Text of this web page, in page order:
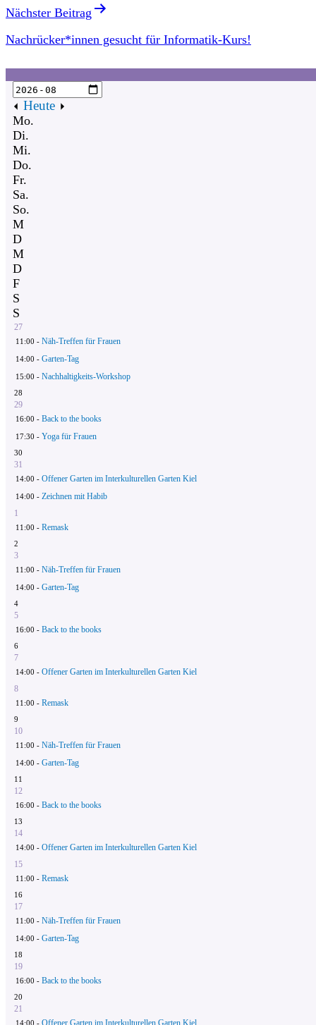
Nächster Beitrag
Nachrücker*innen gesucht für Informatik-Kurs!
Heute
Mo.
Di.
Mi.
Do.
Fr.
Sa.
So.
M
D
M
D
F
S
S
27
11:00 - Näh-Treffen für Frauen
14:00 - Garten-Tag
15:00 - Nachhaltigkeits-Workshop
28
29
16:00 - Back to the books
17:30 - Yoga für Frauen
30
31
14:00 - Offener Garten im Interkulturellen Garten Kiel
14:00 - Zeichnen mit Habib
1
11:00 - Remask
2
3
11:00 - Näh-Treffen für Frauen
14:00 - Garten-Tag
4
5
16:00 - Back to the books
6
7
14:00 - Offener Garten im Interkulturellen Garten Kiel
8
11:00 - Remask
9
10
11:00 - Näh-Treffen für Frauen
14:00 - Garten-Tag
11
12
16:00 - Back to the books
13
14
14:00 - Offener Garten im Interkulturellen Garten Kiel
15
11:00 - Remask
16
17
11:00 - Näh-Treffen für Frauen
14:00 - Garten-Tag
18
19
16:00 - Back to the books
20
21
14:00 -